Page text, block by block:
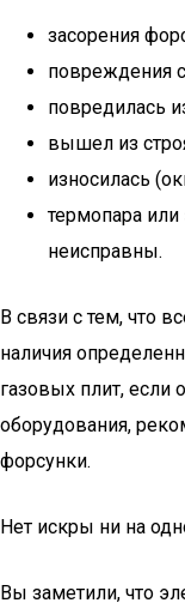
засорения
повреждения
повредилась
вышел из
износилась
термопара
неисправны.
В связи с тем, что
наличия
газовых плит, если
оборудования,
форсунки.
Нет искры ни на
Вы заметили, что